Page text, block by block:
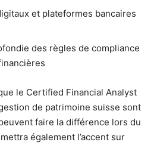
et plateformes bancaires
des règles de compliance
le Certified Financial Analyst
de patrimoine suisse sont
faire la différence lors du
également l’accent sur